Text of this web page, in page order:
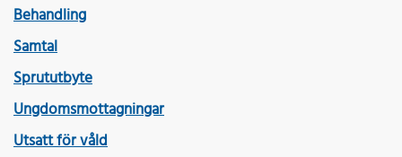
Behandling
Samtal
Sprututbyte
Ungdomsmottagningar
Utsatt för våld